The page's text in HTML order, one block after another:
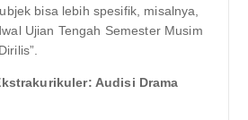
bisa lebih spesifik, misalnya,
Ujian Tengah Semester Musim
Audisi Drama